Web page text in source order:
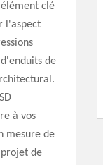
élément clé
l'aspect
de
à vos
mesure de
de